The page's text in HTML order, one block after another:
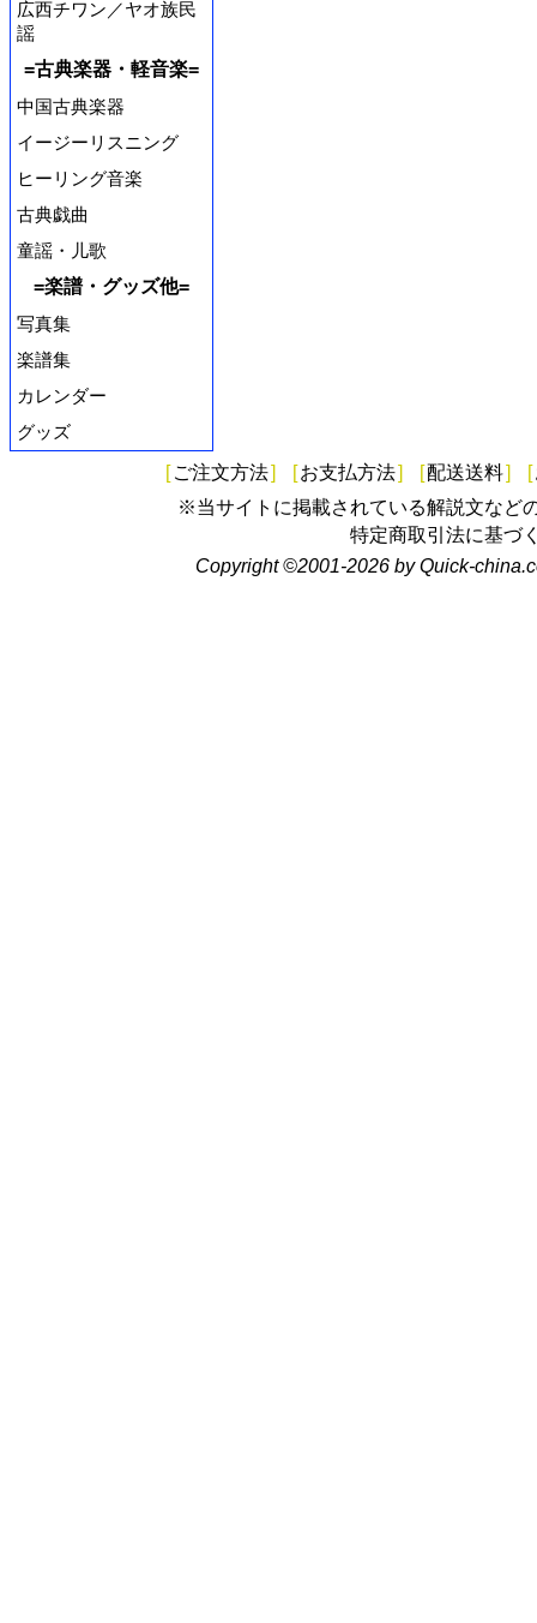
広西チワン／ヤオ族民
謡
=古典楽器・軽音楽=
中国古典楽器
イージーリスニング
ヒーリング音楽
古典戯曲
童謡・儿歌
=楽譜・グッズ他=
写真集
楽譜集
カレンダー
グッズ
[ ご注文方法] [お支払方法] [配送送料] [
※当サイトに掲載されている解説文など
特定商取引法に基づ
Copyright ©2001-2026 by Quick-